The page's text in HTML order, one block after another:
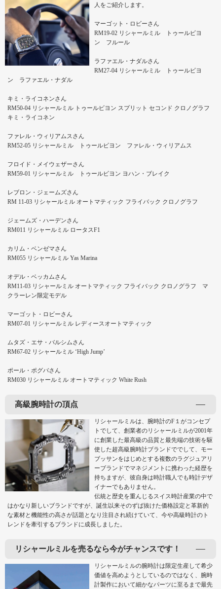
人をご紹介します。
マーゴット・ロビーさん
RM19-02 リシャールミル トゥールビヨ
ン フルール
ラファエル・ナダルさん
RM27-04 リシャールミル トゥールビヨ
ン ラファエル・ナダル
キミ・ライコネンさん
RM50-04 リシャールミル トゥールビヨン スプリット セコンド クロノグラフ
キミ・ライコネン
ファレル・ウィリアムスさん
RM52-05 リシャールミル トゥールビヨン ファレル・ウィリアムス
フロイド・メイウェザーさん
RM59-01 リシャールミル トゥールビヨン ヨハン・ブレイク
レブロン・ジェームズさん
RM 11-03 リシャールミル オートマティック フライバック クロノグラフ
ジェームズ・ハーデンさん
RM011 リシャールミル ロータスF1
カリム・ベンゼマさん
RM055 リシャールミル Yas Marina
オデル・ベッカムさん
RM11-03 リシャールミル オートマティック フライバック クロノグラフ マ
クラーレン限定モデル
マーゴット・ロビーさん
RM07-01 リシャールミル レディースオートマティック
ムタズ・エサ・バルシムさん
RM67-02 リシャールミル ‘High Jump’
ポール・ポグバさん
RM030 リシャールミル オートマティック White Rush
高級腕時計の頂点
リシャールミルは、腕時計のF１がコンセプ
トでして、創業者のリシャールミルが2001年
に創業した最高級の品質と最先端の技術を駆
使した超高級腕時計ブランドででして、モー
ブッサンをはじめとする複数のラグジュアリ
ーブランドでマネジメントに携わった経歴を
持ちますが、彼自身は時計職人でも時計デザ
イナーでもありません。
伝統と歴史を重んじるスイス時計産業の中で
はかなり新しいブランドですが、誕生以来そのずば抜けた価格設定と革新的
な素材と機能性の高さが話題となり注目され続けていて、今や高級時計のト
レンドを牽引するブランドに成長しました。
リシャールミルを売るなら今がチャンスです！
リシャールミルの腕時計は限定生産して希少
価値を高めようとしているのではなく、腕時
計製作において細かなパーツに至るまで最先